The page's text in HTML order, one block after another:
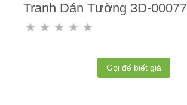
Tranh Dán Tường 3D-00077
Gọi để biết giá